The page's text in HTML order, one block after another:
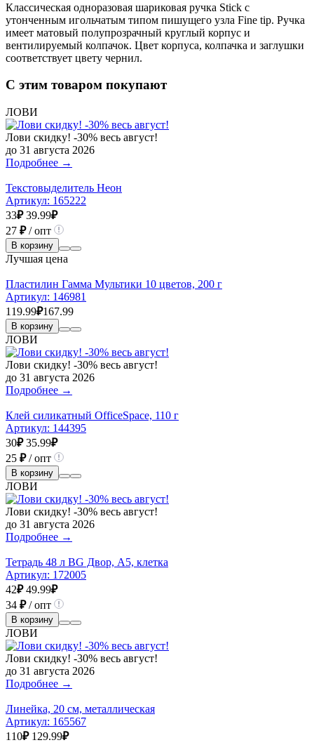
Классическая одноразовая шариковая ручка Stick с
утонченным игольчатым типом пишущего узла Fine tip. Ручка
имеет матовый полупрозрачный круглый корпус и
вентилируемый колпачок. Цвет корпуса, колпачка и заглушки
соответствует цвету чернил.
С этим товаром покупают
ЛОВИ
Лови скидку! -30% весь август!
до 31 августа 2026
Подробнее →
Текстовыделитель Неон
Артикул: 165222
33₽ 39.99₽
27 ₽/ опт
В корзину
Лучшая цена
Пластилин Гамма Мультики 10 цветов, 200 г
Артикул: 146981
119.99₽167.99
В корзину
ЛОВИ
Лови скидку! -30% весь август!
до 31 августа 2026
Подробнее →
Клей силикатный OfficeSpace, 110 г
Артикул: 144395
30₽ 35.99₽
25 ₽/ опт
В корзину
ЛОВИ
Лови скидку! -30% весь август!
до 31 августа 2026
Подробнее →
Тетрадь 48 л BG Двор, А5, клетка
Артикул: 172005
42₽ 49.99₽
34 ₽/ опт
В корзину
ЛОВИ
Лови скидку! -30% весь август!
до 31 августа 2026
Подробнее →
Линейка, 20 см, металлическая
Артикул: 165567
110₽ 129.99₽